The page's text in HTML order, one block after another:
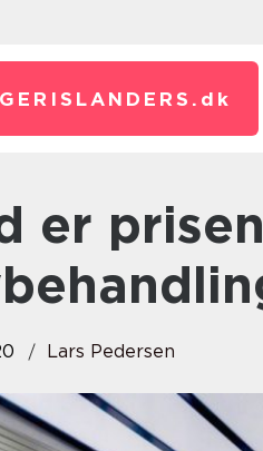
dk
Lars Pedersen